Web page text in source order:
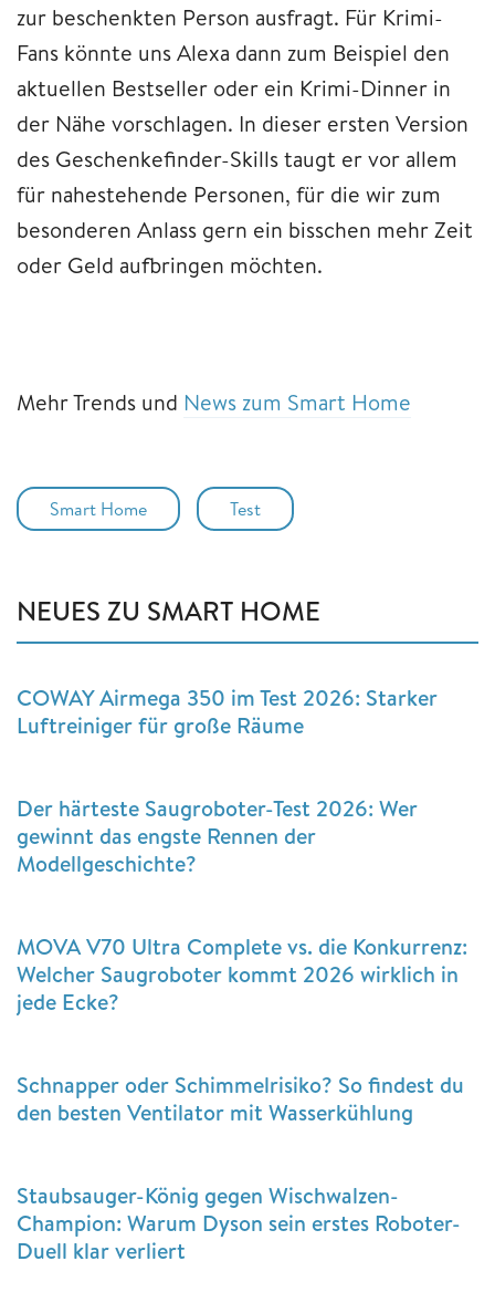
zur beschenkten Person ausfragt. Für Krimi-
Fans könnte uns Alexa dann zum Beispiel den
aktuellen Bestseller oder ein Krimi-Dinner in
der Nähe vorschlagen. In dieser ersten Version
des Geschenkefinder-Skills taugt er vor allem
für nahestehende Personen, für die wir zum
besonderen Anlass gern ein bisschen mehr Zeit
oder Geld aufbringen möchten.
Mehr Trends und News zum Smart Home
Smart Home Test
NEUES ZU SMART HOME
COWAY Airmega 350 im Test 2026: Starker
Luftreiniger für große Räume
Der härteste Saugroboter-Test 2026: Wer
gewinnt das engste Rennen der
Modellgeschichte?
MOVA V70 Ultra Complete vs. die Konkurrenz:
Welcher Saugroboter kommt 2026 wirklich in
jede Ecke?
Schnapper oder Schimmelrisiko? So findest du
den besten Ventilator mit Wasserkühlung
Staubsauger-König gegen Wischwalzen-
Champion: Warum Dyson sein erstes Roboter-
Duell klar verliert